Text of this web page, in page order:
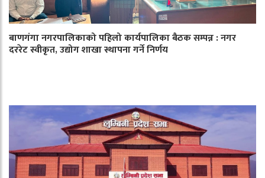
बाणगंगा नगरपालिकाको पहिलो कार्यपालिका बैठक सम्पन्न : नगर
दररेट स्वीकृत, उद्योग शाखा स्थापना गर्ने निर्णय